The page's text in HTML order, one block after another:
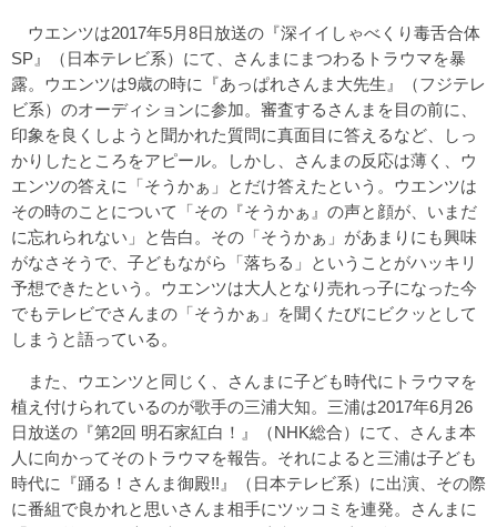
ウエンツは2017年5月8日放送の『深イイしゃべくり毒舌合体
SP』（日本テレビ系）にて、さんまにまつわるトラウマを暴
露。ウエンツは9歳の時に『あっぱれさんま大先生』（フジテレ
ビ系）のオーディションに参加。審査するさんまを目の前に、
印象を良くしようと聞かれた質問に真面目に答えるなど、しっ
かりしたところをアピール。しかし、さんまの反応は薄く、ウ
エンツの答えに「そうかぁ」とだけ答えたという。ウエンツは
その時のことについて「その『そうかぁ』の声と顔が、いまだ
に忘れられない」と告白。その「そうかぁ」があまりにも興味
がなさそうで、子どもながら「落ちる」ということがハッキリ
予想できたという。ウエンツは大人となり売れっ子になった今
でもテレビでさんまの「そうかぁ」を聞くたびにビクッとして
しまうと語っている。
また、ウエンツと同じく、さんまに子ども時代にトラウマを
植え付けられているのが歌手の三浦大知。三浦は2017年6月26
日放送の『第2回 明石家紅白！』（NHK総合）にて、さんま本
人に向かってそのトラウマを報告。それによると三浦は子ども
時代に『踊る！さんま御殿!!』（日本テレビ系）に出演、その際
に番組で良かれと思いさんま相手にツッコミを連発。さんまに